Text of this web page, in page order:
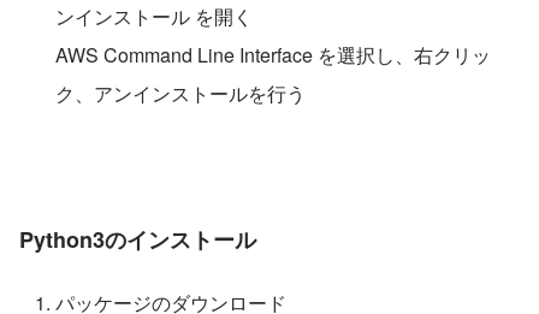
ンインストール を開く
AWS Command Line Interface を選択し、右クリッ
ク、アンインストールを行う
Python3のインストール
パッケージのダウンロード